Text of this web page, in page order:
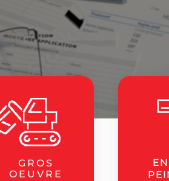
GROS
OEUVRE